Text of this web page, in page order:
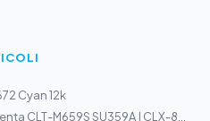
Cyan 12k